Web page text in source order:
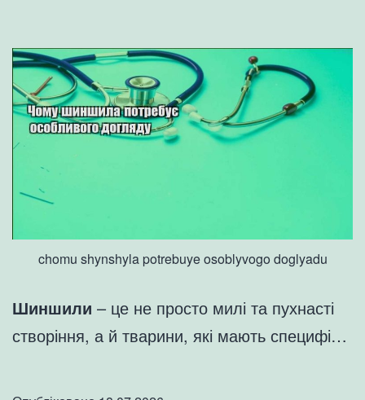
chomu shynshyla potrebuye osoblyvogo doglyadu
Шиншили – це не просто милі та пухнасті
створіння, а й тварини, які мають специфі…